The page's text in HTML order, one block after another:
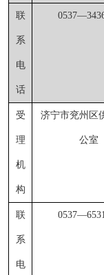
联
系
电
话
0537—
受
理
机
构
济宁市兖州区
公室
联
系
电
0537—